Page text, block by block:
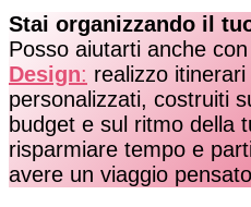
Stai organizzando il
Posso aiutarti anche
Design: realizzo
personalizzati, costruiti
budget e sul ritmo della
risparmiare tempo e
avere un viaggio